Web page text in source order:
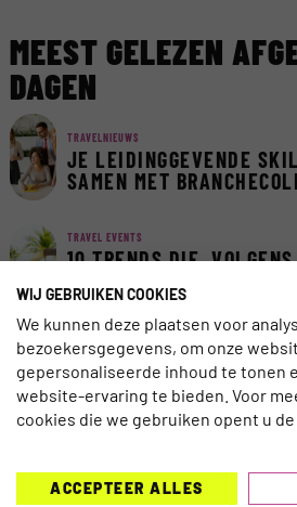
MEEST GELEZEN
DAGEN
TRAVELNIEUWS
JE LEIDINGGEVENDE
SAMEN MET
TRAVEL EVENTS
10 TRENDS DIE,
VOLGENDE DECENNIUM
ADVERTORIAL
VAN EENMANSZAAK
EEN DEKKINGSGAT BIJ
GARANTIEREGELING
SOCIAL MEDIA
TIKTOK LANCEERT
WIJ GEBRUIKEN COOKIES
We kunnen deze plaatsen voor
bezoekersgegevens, om onze
gepersonaliseerde inhoud te tonen
website-ervaring te bieden. Voor
cookies die we gebruiken opent u
ACCEPTEER ALLES